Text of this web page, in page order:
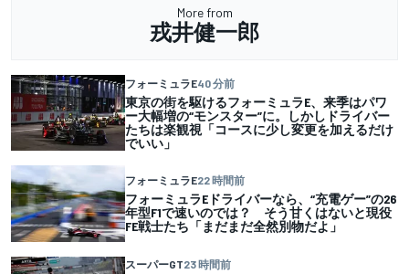
More from
戎井健一郎
フォーミュラE40 分前
東京の街を駆けるフォーミュラE、来季はパワ
ー大幅増の“モンスター”に。しかしドライバー
たちは楽観視「コースに少し変更を加えるだけ
でいい」
フォーミュラE22 時間前
フォーミュラEドライバーなら、“充電ゲー”の26
年型F1で速いのでは？ そう甘くはないと現役
FE戦士たち「まだまだ全然別物だよ」
スーパーGT23 時間前